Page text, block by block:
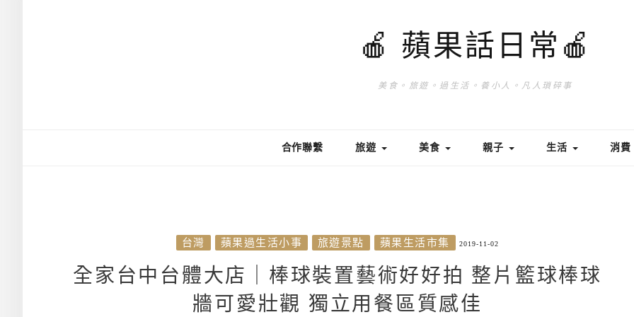
🍎 蘋果話日常🍎
美食。旅遊。過生活。養小人。凡人瑣碎事
合作聯繫 旅遊 美食 親子 生活 消費
台灣 蘋果過生活小事 旅遊景點 蘋果生活市集 2019-11-02
全家台中台體大店｜棒球裝置藝術好好拍 整片籃球棒球
牆可愛壯觀 獨立用餐區質感佳